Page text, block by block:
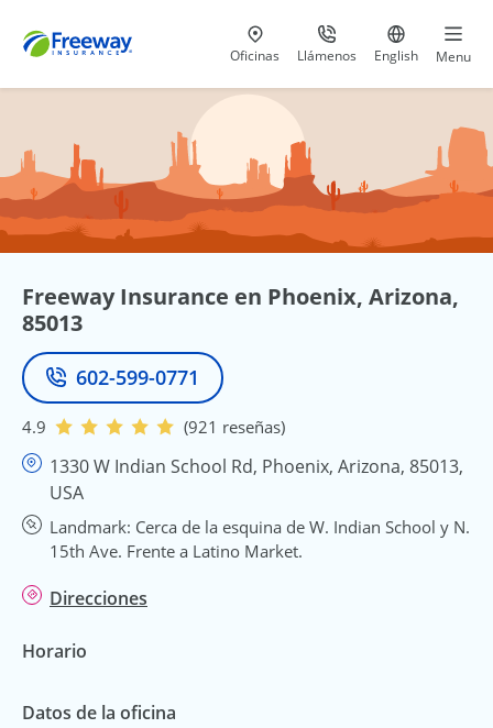
Visita nuestras
Oficinas Llámenos
al 800-441-5533
Ir al sitio
English Menu
Freeway Insurance en Phoenix, Arizona,
85013
Teléfono
602-599-0771
4.9 (921 reseñas)
1330 W Indian School Rd, Phoenix, Arizona, 85013,
USA
Landmark: Cerca de la esquina de W. Indian School y N.
15th Ave. Frente a Latino Market.
Direcciones
Horario
Datos de la oficina